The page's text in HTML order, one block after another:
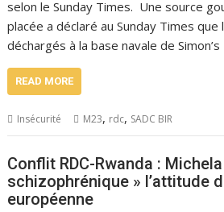
selon le Sunday Times. Une source
placée a déclaré au Sunday Times
déchargés à la base navale de
READ MORE
Insécurité M23, rdc, SADC BIR
Conflit RDC-Rwanda :
schizophrénique » l’attitude
européenne